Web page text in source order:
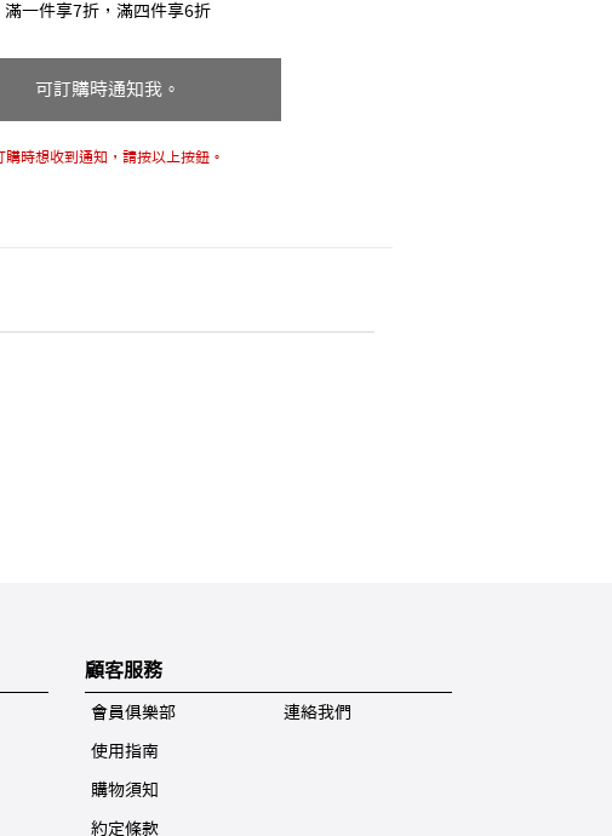
滿一件享7折，滿四件享6折
可訂購時通知我。
時想收到通知，請按以上按鈕。
顧客服務
會員俱樂部
使用指南
購物須知
約定條款
連絡我們